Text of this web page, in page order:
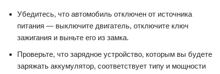
Убедитесь, что автомобиль отключен от источника
питания — выключите двигатель, отключите ключ
зажигания и выньте его из замка.
Проверьте, что зарядное устройство, которым вы будете
заряжать аккумулятор, соответствует типу и мощности